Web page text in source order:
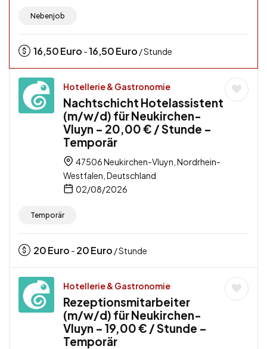
Nebenjob
16,50Euro -16,50Euro / Stunde
Hotellerie & Gastronomie
Nachtschicht Hotelassistent
(m/w/d) für Neukirchen-
Vluyn – 20,00 € / Stunde –
Temporär
47506 Neukirchen-Vluyn, Nordrhein-
Westfalen, Deutschland
02/08/2026
Temporär
20Euro - 20Euro / Stunde
Hotellerie & Gastronomie
Rezeptionsmitarbeiter
(m/w/d) für Neukirchen-
Vluyn – 19,00 € / Stunde –
Temporär